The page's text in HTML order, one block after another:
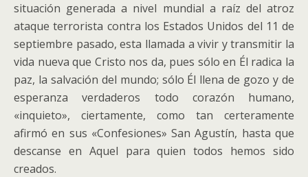
situación generada a nivel mundial a raíz del atroz
ataque terrorista contra los Estados Unidos del 11 de
septiembre pasado, esta llamada a vivir y transmitir la
vida nueva que Cristo nos da, pues sólo en Él radica la
paz, la salvación del mundo; sólo Él llena de gozo y de
esperanza verdaderos todo corazón humano,
«inquieto», ciertamente, como tan certeramente
afirmó en sus «Confesiones» San Agustín, hasta que
descanse en Aquel para quien todos hemos sido
creados.